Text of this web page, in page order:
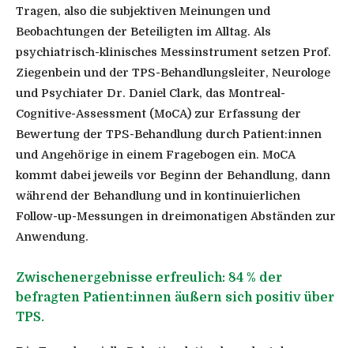
Tragen, also die subjektiven Meinungen und
Beobachtungen der Beteiligten im Alltag. Als
psychiatrisch-klinisches Messinstrument setzen Prof.
Ziegenbein und der TPS-Behandlungsleiter, Neurologe
und Psychiater Dr. Daniel Clark, das Montreal-
Cognitive-Assessment (MoCA) zur Erfassung der
Bewertung der TPS-Behandlung durch Patient:innen
und Angehörige in einem Fragebogen ein. MoCA
kommt dabei jeweils vor Beginn der Behandlung, dann
während der Behandlung und in kontinuierlichen
Follow-up-Messungen in dreimonatigen Abständen zur
Anwendung.
Zwischenergebnisse erfreulich: 84 % der
befragten Patient:innen äußern sich positiv über
TPS.